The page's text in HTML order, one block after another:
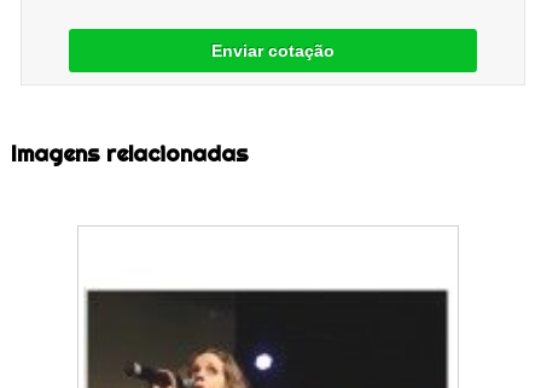
Enviar cotação
Imagens relacionadas